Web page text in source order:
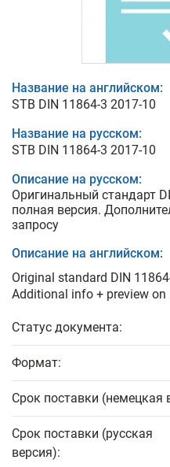
Название на английском:
STB DIN 11864-3 2017-10
Название на русском:
STB DIN 11864-3 2017-10
Описание на русском:
Оригинальный стандарт
полная версия.
запросу
Описание на английском:
Original standard DIN
Additional info + preview on
Статус документа:
Формат:
Срок поставки (немецкая
Срок поставки (русская
версия):